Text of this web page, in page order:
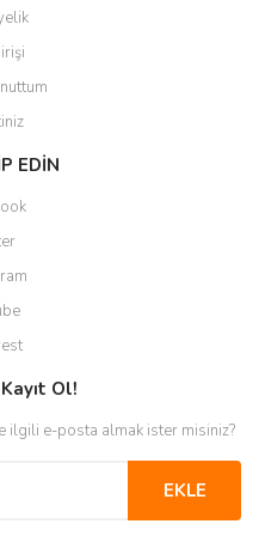
EDİN
Ol!
ilgili e-posta almak ister misiniz?
EKLE